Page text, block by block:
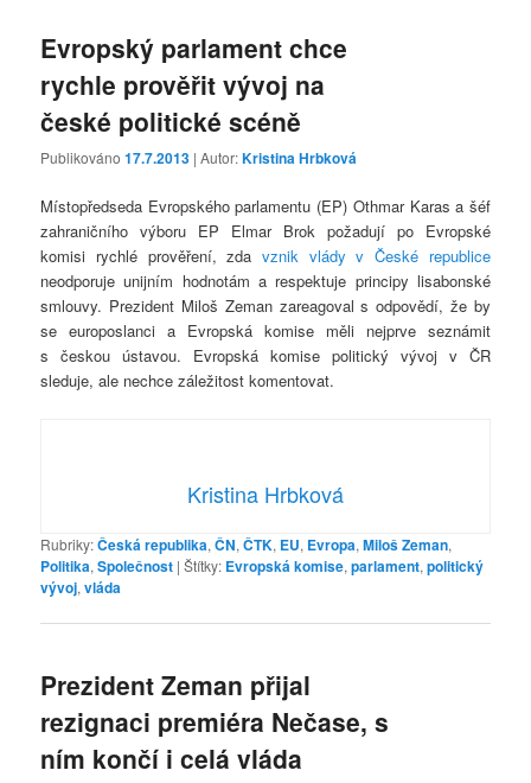
Evropský parlament chce
rychle prověřit vývoj na
české politické scéně
Publikováno17.7.2013 | Autor:Kristina Hrbková
Místopředseda Evropského parlamentu (EP) Othmar Karas a šéf
zahraničního výboru EP Elmar Brok požadují po Evropské
komisi rychlé prověření, zda vznik vlády v České republice
neodporuje unijním hodnotám a respektuje principy lisabonské
smlouvy. Prezident Miloš Zeman zareagoval s odpovědí, že by
se europoslanci a Evropská komise měli nejprve seznámit
s českou ústavou. Evropská komise politický vývoj v ČR
sleduje, ale nechce záležitost komentovat.
Kristina Hrbková
Rubriky:Česká republika,ČN,ČTK, EU, Evropa,Miloš Zeman,
Politika,Společnost |Štítky: Evropská komise,parlament,politický
vývoj,vláda
Prezident Zeman přijal
rezignaci premiéra Nečase, s
ním končí i celá vláda